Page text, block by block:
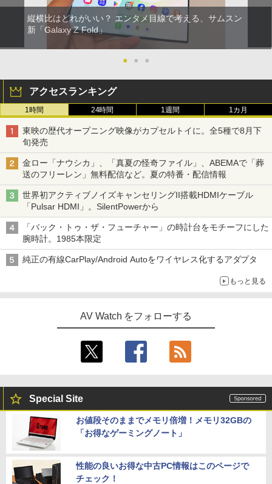
縦横比はどれがいい？ エンタメ目線で考える、サムスン
新「Galaxy Z Fold」
● ● ●
アクセスランキング
1時間 24時間 1週間 1カ月
東映の歴代オープニング映像がカプセルトイに。全5種で8月下
旬発売
金ロー「ナウシカ」、「真夏の怪奇ファイル」、ABEMAで「葬
送のフリーレン」無料配信など。夏の特番・配信情報
世界初アクティブノイズキャンセリングII搭載HDMIケーブル
「Pulsar HDMI」。SilentPowerから
「バック・トゥ・ザ・フューチャー」の時計台をモチーフにした
腕時計。1985本限定
純正の有線CarPlay/Android Autoをワイヤレス化するアダプタ
もっと見る
AV Watch をフォローする
Special Site
お値段そのままでメモリ倍増！メモリ32GBの
「お得なゲーミングノート」
性能の良いお得な中古PC情報はこのページで
チェック！